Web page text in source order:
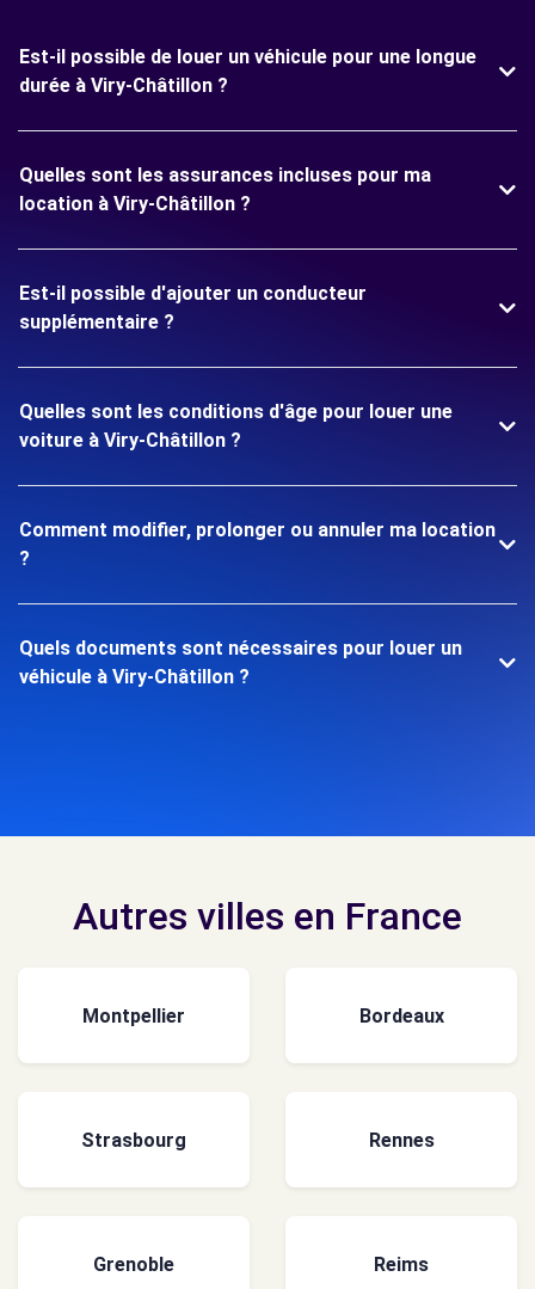
Est-il possible de louer un véhicule pour une longue
durée à Viry-Châtillon ?
Quelles sont les assurances incluses pour ma
location à Viry-Châtillon ?
Est-il possible d'ajouter un conducteur
supplémentaire ?
Quelles sont les conditions d'âge pour louer une
voiture à Viry-Châtillon ?
Comment modifier, prolonger ou annuler ma location
?
Quels documents sont nécessaires pour louer un
véhicule à Viry-Châtillon ?
Autres villes en France
Montpellier Bordeaux
Strasbourg Rennes
Grenoble Reims